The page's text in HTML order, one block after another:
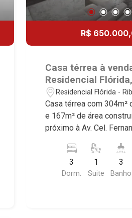
R$
Casa térrea à
Residencial
Av. Cel. Fernando
- Ribeirão Preto/SP.
Residencial Flórida -
Casa térrea com 304m²
e 167m² de área
próximo à Av. Cel.
Ribeirão Preto/SP. Conheça as
características deste
Martinelli Imobiliária
3
Dorm.
1
Suite
3
Banho